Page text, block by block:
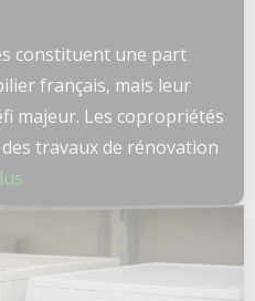
constituent une part
français, mais leur
majeur. Les copropriétés
travaux de rénovation